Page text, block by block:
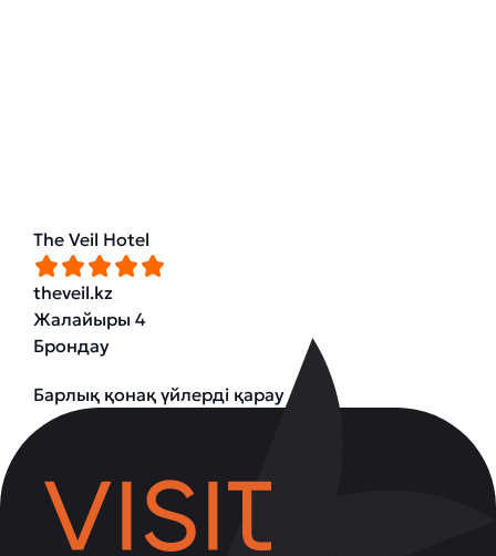
The Veil Hotel
theveil.kz
Жалайыры 4
Брондау
Барлық қонақ үйлерді қарау